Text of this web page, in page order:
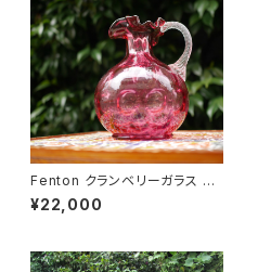
Fenton クランベリーガラス ピ
ッチャー
¥22,000